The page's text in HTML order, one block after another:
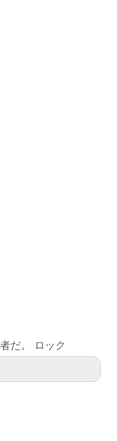
だ。 ロック